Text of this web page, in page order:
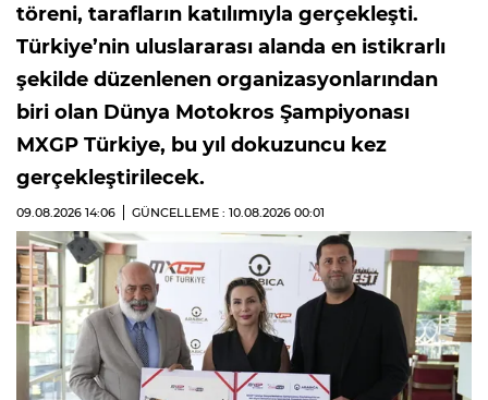
töreni, tarafların katılımıyla gerçekleşti.
Türkiye’nin uluslararası alanda en istikrarlı
şekilde düzenlenen organizasyonlarından
biri olan Dünya Motokros Şampiyonası
MXGP Türkiye, bu yıl dokuzuncu kez
gerçekleştirilecek.
09.08.2026 14:06 GÜNCELLEME : 10.08.2026 00:01